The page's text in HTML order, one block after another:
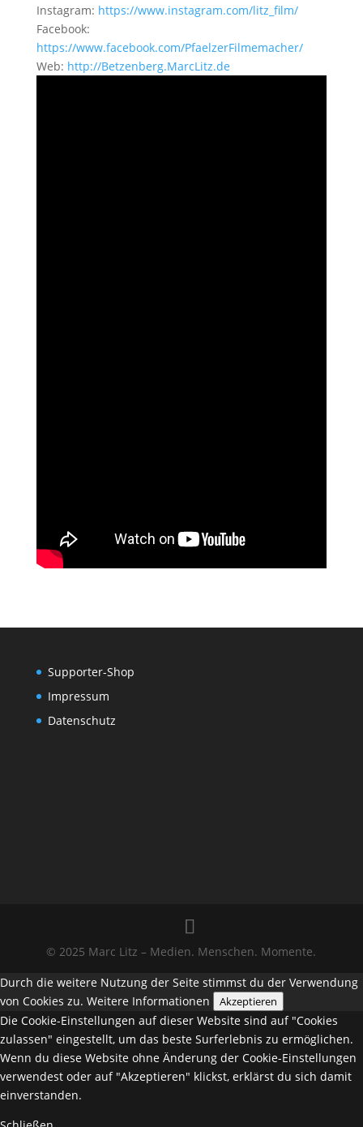
Instagram: https://www.instagram.com/litz_film/
Facebook:
https://www.facebook.com/PfaelzerFilmemacher/
Web: http://Betzenberg.MarcLitz.de
Supporter-Shop
Impressum
Datenschutz
© 2025 Marc Litz – Medien. Menschen. Momente.
Durch die weitere Nutzung der Seite stimmst du der Verwendung
von Cookies zu. Weitere Informationen Akzeptieren
Die Cookie-Einstellungen auf dieser Website sind auf "Cookies
zulassen" eingestellt, um das beste Surferlebnis zu ermöglichen.
Wenn du diese Website ohne Änderung der Cookie-Einstellungen
verwendest oder auf "Akzeptieren" klickst, erklärst du sich damit
einverstanden.